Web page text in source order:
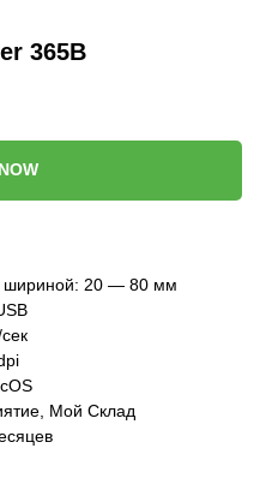
365B
шириной: 20 — 80 мм
Мой Склад